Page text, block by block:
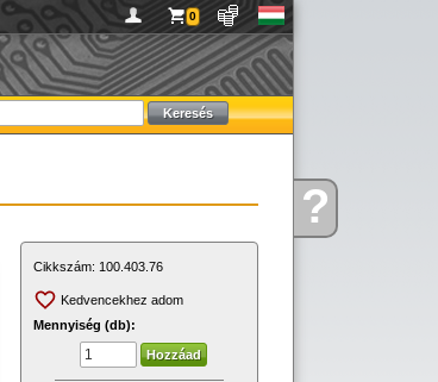
Kérdése?
0
Cikkszám: 100.403.76
Kedvencekhez adom
Mennyiség (db):